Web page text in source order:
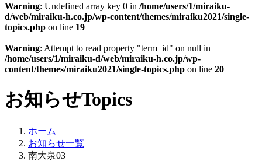
Warning: Undefined array key 0 in /home/users/1/miraiku-
d/web/miraiku-h.co.jp/wp-content/themes/miraiku2021/single-
topics.php on line 19
Warning: Attempt to read property "term_id" on null in
/home/users/1/miraiku-d/web/miraiku-h.co.jp/wp-
content/themes/miraiku2021/single-topics.php on line 20
お知らせTopics
ホーム
お知らせ一覧
南大泉03